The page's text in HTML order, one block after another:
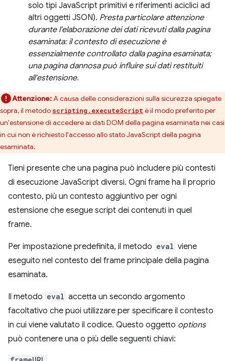
solo tipi JavaScript primitivi e riferimenti aciclici ad
altri oggetti JSON). Presta particolare attenzione
durante l'elaborazione dei dati ricevuti dalla pagina
esaminata: il contesto di esecuzione è
essenzialmente controllato dalla pagina esaminata;
una pagina dannosa può influire sui dati restituiti
all'estensione.
Attenzione:A causa delle considerazioni sulla sicurezza spiegate
sopra, il metodo scripting.executeScript è il modo preferito per
un'estensione di accedere ai dati DOM della pagina esaminata nei casi
in cui non è richiesto l'accesso allo stato JavaScript della pagina
esaminata.
Tieni presente che una pagina può includere più contesti
di esecuzione JavaScript diversi. Ogni frame ha il proprio
contesto, più un contesto aggiuntivo per ogni
estensione che esegue script dei contenuti in quel
frame.
Per impostazione predefinita, il metodo eval viene
eseguito nel contesto del frame principale della pagina
esaminata.
Il metodo eval accetta un secondo argomento
facoltativo che puoi utilizzare per specificare il contesto
in cui viene valutato il codice. Questo oggetto options
può contenere una o più delle seguenti chiavi: